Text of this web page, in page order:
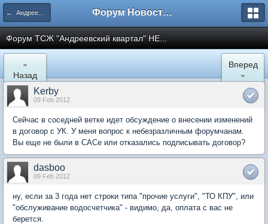
← Андреевский квартал Форум Новостройки
Форум ТСЖ "Андреевский квартал" НЕ...
«
Назад
Вперед
»
Kerby
09 Feb 2012
Сейчас в соседней ветке идет обсуждение о внесении изменений
в договор с УК. У меня вопрос к небезразличным форумчанам.
Вы еще не были в САСе или отказались подписывать договор?
dasboo
09 Feb 2012
ну, если за 3 года нет строки типа "прочие услуги", "ТО КПУ", или
"обслуживание водосчетчика" - видимо, да, оплата с вас не
берется.